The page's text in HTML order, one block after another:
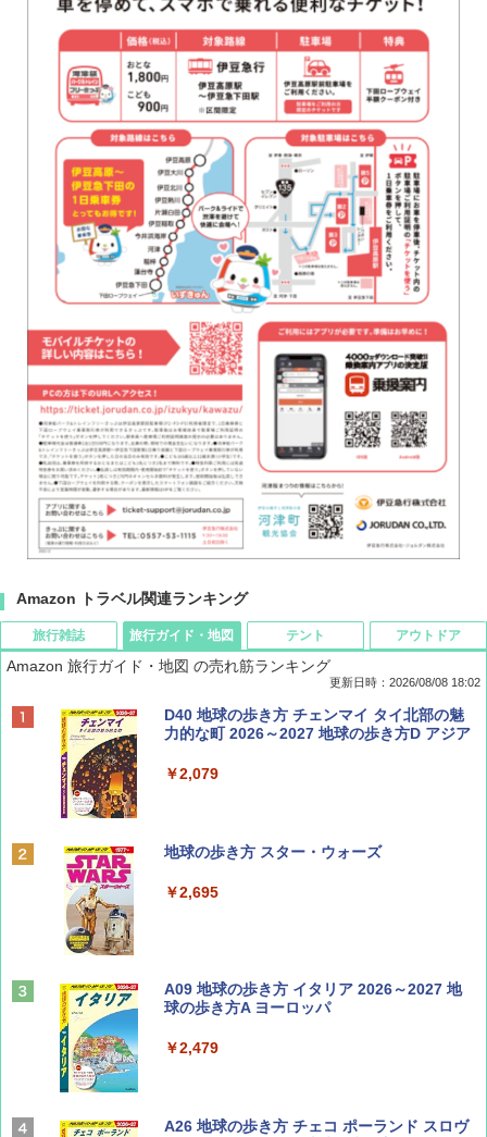
Amazon トラベル関連ランキング
旅行雑誌
BE-PAL(ビ-パル) 2026年 9 月号【特別付録:
SOTO ミニマル"旅"財布 ランダム2種】
￥1,500
ディズニーファン ２０２６年 ９月号 [雑
山と溪谷 2026年8月号「南アルプス大全」
Coyote No.89 特集 星野道夫 夢見る旅
旅行ガイド・地図
Amazon 旅行ガイド・地図 の売れ筋ランキング
更新日時：2026/08/08 18:02
D40 地球の歩き方 チェンマイ タイ北部の魅
力的な町 2026～2027 地球の歩き方D アジア
￥2,079
地球の歩き方 スター・ウォーズ
￥2,695
A09 地球の歩き方 イタリア 2026～2027 地
球の歩き方A ヨーロッパ
￥2,479
A26 地球の歩き方 チェコ ポーランド スロヴ
テント アウトドア